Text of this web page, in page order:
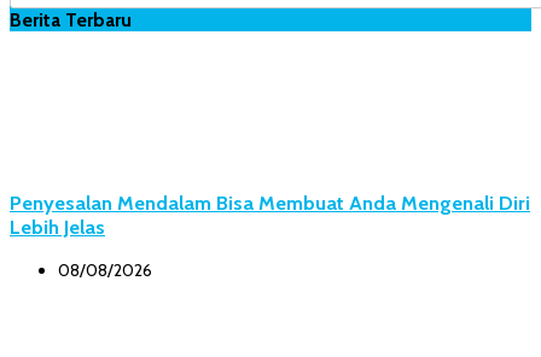
Berita Terbaru
Penyesalan Mendalam Bisa Membuat Anda Mengenali Diri
Lebih Jelas
08/08/2026